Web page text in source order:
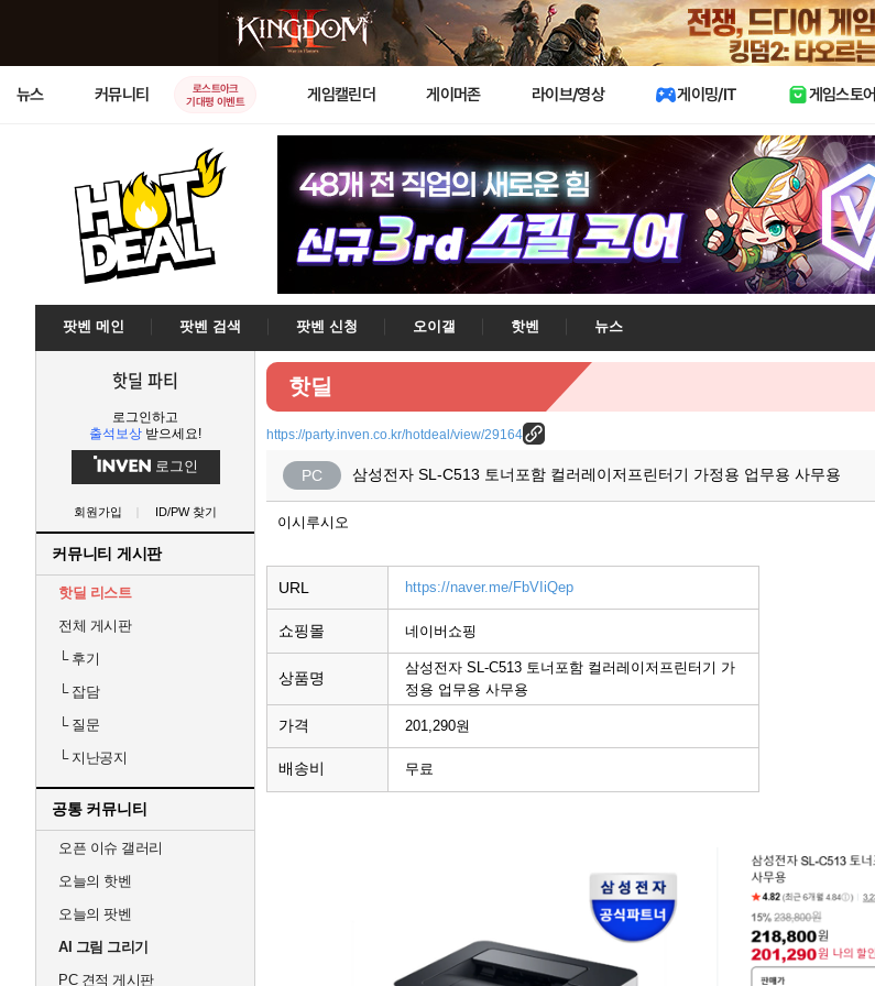
뉴스 커뮤니티
로스트아크
기대평 이벤트
게임캘린더 게이머존 라이브/영상 게이밍/IT 게임스토어
팟벤 메인 팟벤 검색 팟벤 신청 오이갤 핫벤
뉴스
핫딜 파티
로그인하고
출석보상 받으세요!
로그인
회원가입 ID/PW 찾기
커뮤니티 게시판
핫딜 리스트
전체 게시판
└후기
└잡담
└질문
└지난공지
공통 커뮤니티
오픈 이슈 갤러리
오늘의 핫벤
오늘의 팟벤
AI 그림 그리기
PC 견적 게시판
핫딜
https://party.inven.co.kr/hotdeal/view/29164
PC 삼성전자 SL-C513 토너포함 컬러레이저프린터기 가정용 업무용 사무용
이시루시오
URL https://naver.me/FbVIiQep
쇼핑몰 네이버쇼핑
상품명
삼성전자 SL-C513 토너포함 컬러레이저프린터기 가
정용 업무용 사무용
가격 201,290원
배송비 무료